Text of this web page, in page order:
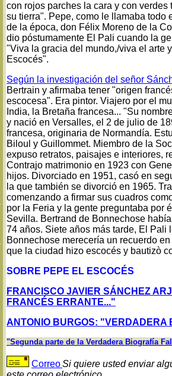
con rojos parches la cara y con
su tierra". Pepe, como le llamaba todo
de la época, don Félix Moreno de la
dio póstumamente El Pali cuando la
"Viva la gracia del mundo,/viva el arte
Escocés".
Según la investigación del señor
Bertrain y afirmaba tener "origen
escocesa". Era pintor. Viajero por el
India, la Bretaña francesa... "Su
y nació en Versalles, el 2 de julio de
francesa, originaria de Normandía.
Biloul y Guillommet. Miembro de la
expuso retratos, paisajes e interiores,
Contrajo matrimonio en 1923 con
hijos. Divorciado en 1951, casó en
la que también se divorció en 1965.
comenzando a firmar sus cuadros
por la Feria y la gente preguntaba por
Sevilla. Bertrand de Bonnechose
74 años. Siete años más tarde, El
Bonnechose merecería un recuerdo
que la ciudad hizo escocés y bautizò
SOBRE PEPE EL ESCOCÉS
FRANCISCO JAVIER SÁNCHEZ
FRANCÉS ERRANTE..."
ANTONIO BURGOS: "VERDADERA
"Segunda parte de la Verdadera Biografía
CorreoSi quiere usted enviar